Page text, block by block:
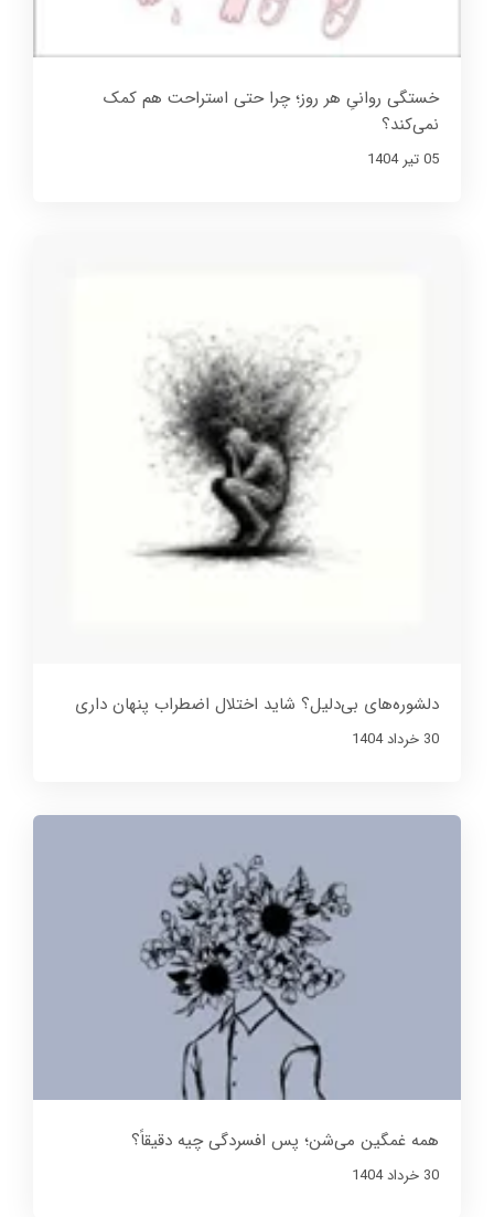
خستگی روانیِ هر روز؛ چرا حتی استراحت هم کمک
نمی‌کند؟
05 تير 1404
دلشوره‌های بی‌دلیل؟ شاید اختلال اضطراب پنهان داری
30 خرداد 1404
همه غمگین می‌شن؛ پس افسردگی چیه دقیقاً؟
30 خرداد 1404